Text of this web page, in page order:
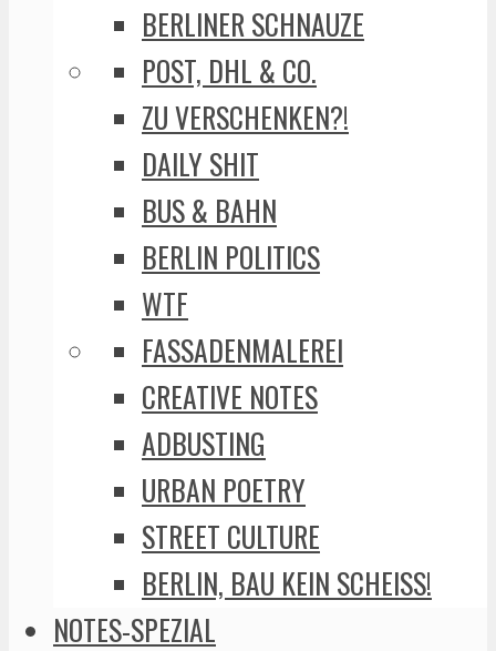
BERLINER SCHNAUZE
POST, DHL & CO.
ZU VERSCHENKEN?!
DAILY SHIT
BUS & BAHN
BERLIN POLITICS
WTF
FASSADENMALEREI
CREATIVE NOTES
ADBUSTING
URBAN POETRY
STREET CULTURE
BERLIN, BAU KEIN SCHEISS!
NOTES-SPEZIAL